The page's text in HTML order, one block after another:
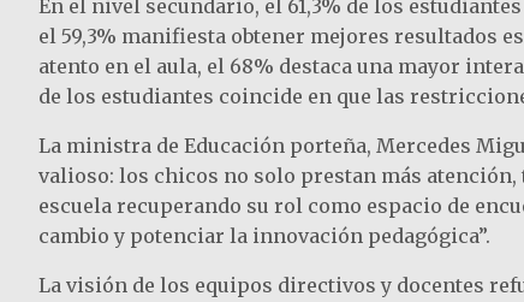
En el nivel secundario, el 61,3% de los
el 59,3% manifiesta obtener mejores resultados
atento en el aula, el 68% destaca una mayor
de los estudiantes coincide en que las
La ministra de Educación porteña, Mercedes
valioso: los chicos no solo prestan más
escuela recuperando su rol como espacio de
cambio y potenciar la innovación pedagógica”.
La visión de los equipos directivos y docentes